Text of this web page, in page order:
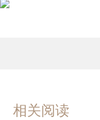
相关阅读